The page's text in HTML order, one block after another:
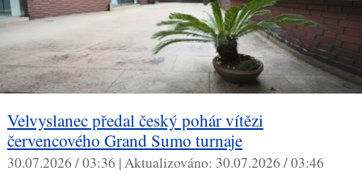
Velvyslanec předal český pohár vítězi
červencového Grand Sumo turnaje
30.07.2026 / 03:36 |Aktualizováno: 30.07.2026 / 03:46